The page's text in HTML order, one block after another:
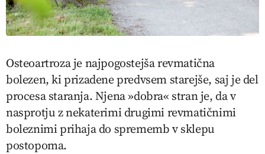
Osteoartroza je najpogostejša revmatična
bolezen, ki prizadene predvsem starejše, saj je del
procesa staranja. Njena »dobra« stran je, da v
nasprotju z nekaterimi drugimi revmatičnimi
boleznimi prihaja do sprememb v sklepu
postopoma.